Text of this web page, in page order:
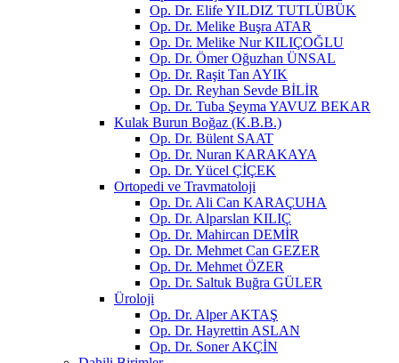
Op. Dr. Elife YILDIZ TUTLÜBÜK
Op. Dr. Melike Buşra ATAR
Op. Dr. Melike Nur KILIÇOĞLU
Op. Dr. Ömer Oğuzhan ÜNSAL
Op. Dr. Raşit Tan AYIK
Op. Dr. Reyhan Sevde BİLİR
Op. Dr. Tuba Şeyma YAVUZ BEKAR
Kulak Burun Boğaz (K.B.B.)
Op. Dr. Bülent SAAT
Op. Dr. Nuran KARAKAYA
Op. Dr. Yücel ÇİÇEK
Ortopedi ve Travmatoloji
Op. Dr. Ali Can KARAÇUHA
Op. Dr. Alparslan KILIÇ
Op. Dr. Mahircan DEMİR
Op. Dr. Mehmet Can GEZER
Op. Dr. Mehmet ÖZER
Op. Dr. Saltuk Buğra GÜLER
Üroloji
Op. Dr. Alper AKTAŞ
Op. Dr. Hayrettin ASLAN
Op. Dr. Soner AKÇİN